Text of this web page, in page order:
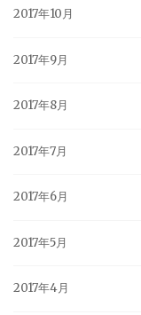
2017年10月
2017年9月
2017年8月
2017年7月
2017年6月
2017年5月
2017年4月